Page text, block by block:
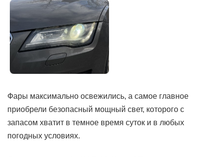
Фары максимально освежились, а самое главное
приобрели безопасный мощный свет, которого с
запасом хватит в темное время суток и в любых
погодных условиях.